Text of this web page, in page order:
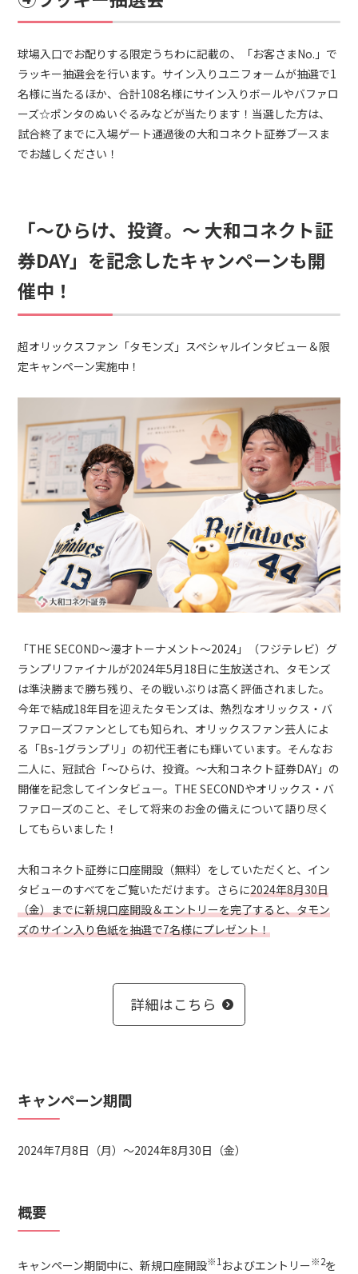
球場入口でお配りする限定うちわに記載の、「お客さまNo.」で
ラッキー抽選会を行います。サイン入りユニフォームが抽選で1
名様に当たるほか、合計108名様にサイン入りボールやバファロ
ーズ☆ポンタのぬいぐるみなどが当たります！当選した方は、
試合終了までに入場ゲート通過後の大和コネクト証券ブースま
でお越しください！
「～ひらけ、投資。～ 大和コネクト証
券DAY」を記念したキャンペーンも開
催中！
超オリックスファン「タモンズ」スペシャルインタビュー＆限
定キャンペーン実施中！
「THE SECOND～漫才トーナメント～2024」（フジテレビ）グ
ランプリファイナルが2024年5月18日に生放送され、タモンズ
は準決勝まで勝ち残り、その戦いぶりは高く評価されました。
今年で結成18年目を迎えたタモンズは、熱烈なオリックス・バ
ファローズファンとしても知られ、オリックスファン芸人によ
る「Bs-1グランプリ」の初代王者にも輝いています。そんなお
二人に、冠試合「～ひらけ、投資。～大和コネクト証券DAY」の
開催を記念してインタビュー。THE SECONDやオリックス・バ
ファローズのこと、そして将来のお金の備えについて語り尽く
してもらいました！
大和コネクト証券に口座開設（無料）をしていただくと、イン
タビューのすべてをご覧いただけます。さらに2024年8月30日
（金）までに新規口座開設＆エントリーを完了すると、タモン
ズのサイン入り色紙を抽選で7名様にプレゼント！
詳細はこちら
キャンペーン期間
2024年7月8日（月）～2024年8月30日（金）
概要
キャンペーン期間中に、新規口座開設※1 およびエントリー※2を